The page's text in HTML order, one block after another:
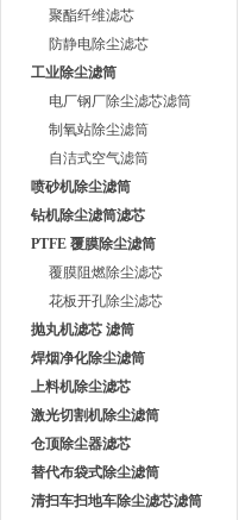
聚酯纤维滤芯
防静电除尘滤芯
工业除尘滤筒
电厂钢厂除尘滤芯滤筒
制氧站除尘滤筒
自洁式空气滤筒
喷砂机除尘滤筒
钻机除尘滤筒滤芯
PTFE 覆膜除尘滤筒
覆膜阻燃除尘滤芯
花板开孔除尘滤芯
抛丸机滤芯 滤筒
焊烟净化除尘滤筒
上料机除尘滤芯
激光切割机除尘滤筒
仓顶除尘器滤芯
替代布袋式除尘滤筒
清扫车扫地车除尘滤芯滤筒